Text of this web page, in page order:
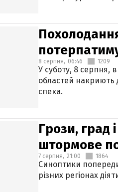
8 серпня, 06:46 1209
У суботу, 8 серпня,
областей накриють
спека.
Грози, град
штормове
7 серпня, 21:00 1864
Синоптики
різних регіонах